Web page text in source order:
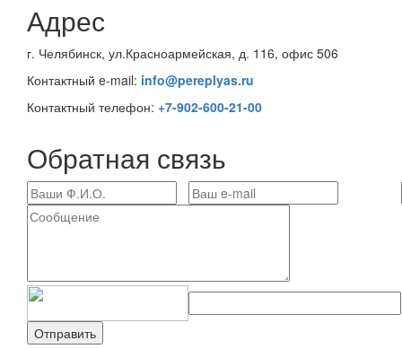
Адрес
г. Челябинск, ул.Красноармейская, д. 116, офис 506
Контактный e-mail: info@pereplyas.ru
Контактный телефон: +7-902-600-21-00
Обратная связь